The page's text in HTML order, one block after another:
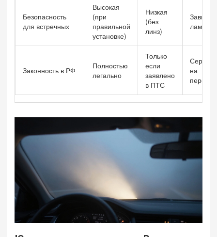
Безопасность
для встречных
Высокая
(при
правильной
установке)
Низкая
(без
линз)
лампы
Законность в РФ
Полностью
легально
Только
если
заявлено
в ПТС
Серая
на